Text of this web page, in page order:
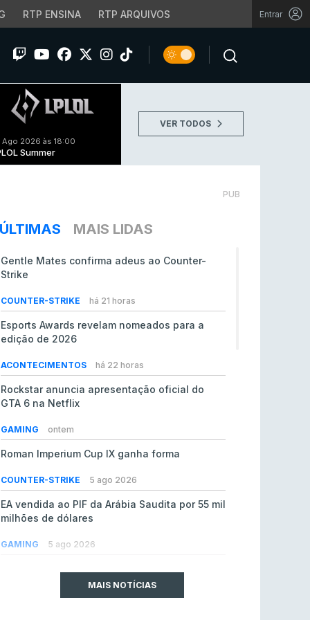
RTP ENSINA RTP ARQUIVOS Entrar
Ago 2026 às 18:00
Summer
VER TODOS
PUB
ÚLTIMAS MAIS LIDAS
Gentle Mates confirma adeus ao Counter-
Strike
COUNTER-STRIKE há 21 horas
Esports Awards revelam nomeados para a
edição de 2026
ACONTECIMENTOS há 22 horas
Rockstar anuncia apresentação oficial do
GTA 6 na Netflix
GAMING ontem
Roman Imperium Cup IX ganha forma
COUNTER-STRIKE 5 ago 2026
EA vendida ao PIF da Arábia Saudita por 55 mil
milhões de dólares
GAMING 5 ago 2026
MAIS NOTÍCIAS